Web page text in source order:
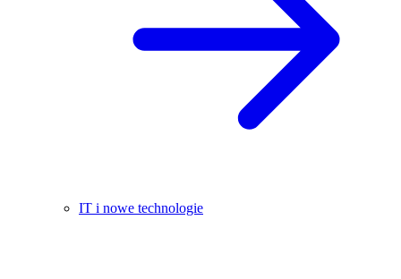
IT i nowe technologie